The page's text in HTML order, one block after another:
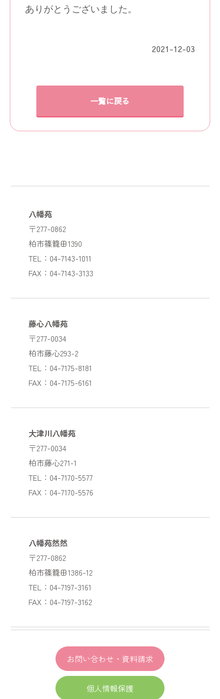
ありがとうございました。
2021-12-03
一覧に戻る
八幡苑
〒277-0862
柏市篠籠田1390
TEL：04-7143-1011
FAX：04-7143-3133
藤心八幡苑
〒277-0034
柏市藤心293-2
TEL：04-7175-8181
FAX：04-7175-6161
大津川八幡苑
〒277-0034
柏市藤心271-1
TEL：04-7170-5577
FAX：04-7170-5576
八幡苑然然
〒277-0862
柏市篠籠田1386-12
TEL：04-7197-3161
FAX：04-7197-3162
お問い合わせ・資料請求
個人情報保護